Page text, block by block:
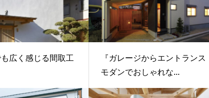
も広く感じる間取工
『ガレージからエントランス
モダンでおしゃれな...